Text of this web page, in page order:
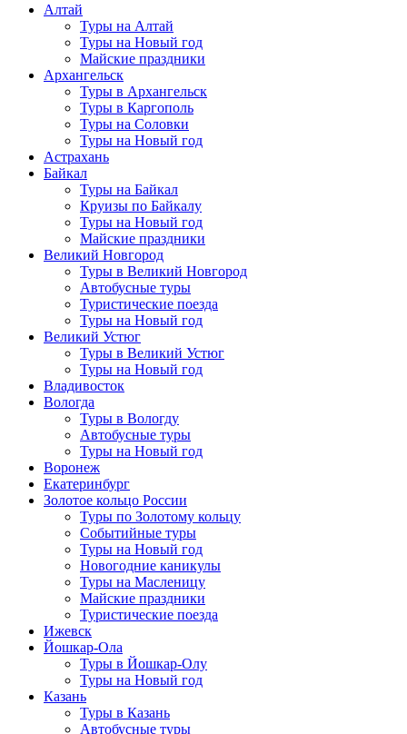
Алтай
Туры на Алтай
Туры на Новый год
Майские праздники
Архангельск
Туры в Архангельск
Туры в Каргополь
Туры на Соловки
Туры на Новый год
Астрахань
Байкал
Туры на Байкал
Круизы по Байкалу
Туры на Новый год
Майские праздники
Великий Новгород
Туры в Великий Новгород
Автобусные туры
Туристические поезда
Туры на Новый год
Великий Устюг
Туры в Великий Устюг
Туры на Новый год
Владивосток
Вологда
Туры в Вологду
Автобусные туры
Туры на Новый год
Воронеж
Екатеринбург
Золотое кольцо России
Туры по Золотому кольцу
Событийные туры
Туры на Новый год
Новогодние каникулы
Туры на Масленицу
Майские праздники
Туристические поезда
Ижевск
Йошкар-Ола
Туры в Йошкар-Олу
Туры на Новый год
Казань
Туры в Казань
Автобусные туры